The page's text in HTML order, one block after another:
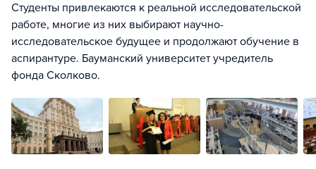
Студенты привлекаются к реальной исследовательской
работе, многие из них выбирают научно-
исследовательское будущее и продолжают обучение в
аспирантуре. Бауманский университет учредитель
фонда Сколково.